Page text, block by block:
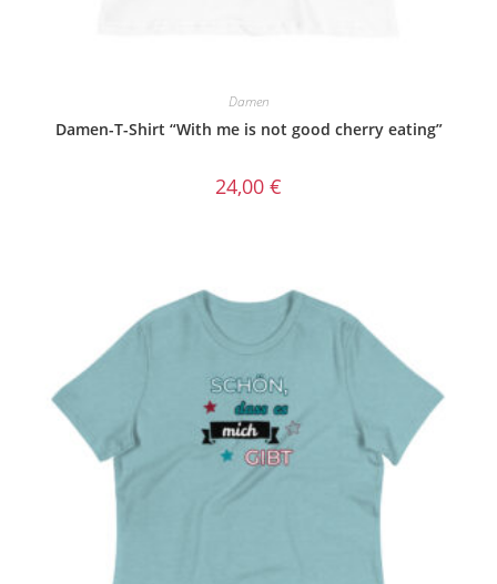
Damen
Damen-T-Shirt “With me is not good cherry eating”
24,00 €